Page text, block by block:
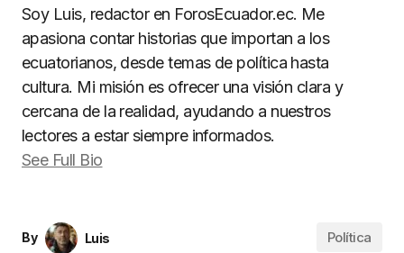
Soy Luis, redactor en ForosEcuador.ec. Me
apasiona contar historias que importan a los
ecuatorianos, desde temas de política hasta
cultura. Mi misión es ofrecer una visión clara y
cercana de la realidad, ayudando a nuestros
lectores a estar siempre informados.
See Full Bio
By
Luis
Política